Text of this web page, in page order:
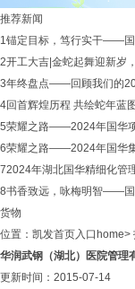
推荐新闻
1锚定目标，笃行实干——
2开工大吉|金蛇起舞迎新岁
3年终盘点——回顾我们的
4回首辉煌历程 共绘蛇年蓝
5荣耀之路——2024年国华
6荣耀之路——2024年国华
72024年湖北国华精细化管
8书香致远，咏梅明智——
货物
位置： 凯发首页入口home>
华润武钢（湖北）医院管理
更新时间：2015-07-14